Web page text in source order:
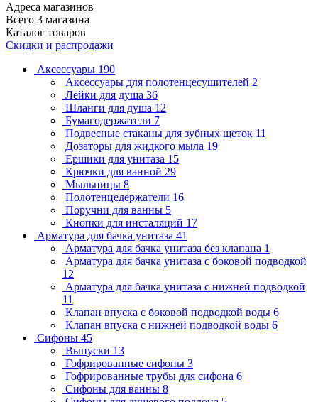
Адреса магазинов
Всего 3 магазина
Каталог товаров
Скидки и распродажи
Аксессуары 190
Аксессуары для полотенцесушителей 2
Лейки для душа 36
Шланги для душа 12
Бумагодержатели 7
Подвесные стаканы для зубных щеток 11
Дозаторы для жидкого мыла 19
Ершики для унитаза 15
Крючки для ванной 29
Мыльницы 8
Полотенцедержатели 16
Поручни для ванны 5
Кнопки для инсталяций 17
Арматура для бачка унитаза 41
Арматура для бачка унитаза без клапана 1
Арматура для бачка унитаза с боковой подводкой
12
Арматура для бачка унитаза с нижней подводкой
11
Клапан впуска с боковой подводкой воды 6
Клапан впуска с нижней подводкой воды 6
Сифоны 45
Выпуски 13
Гофрированные сифоны 3
Гофрированные трубы для сифона 6
Сифоны для ванны 8